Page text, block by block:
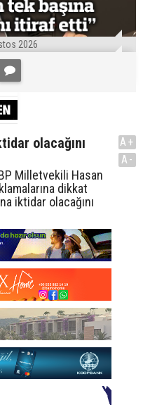
2026
olacağını
Milletvekili Hasan
dikkat
iktidar olacağını
A+
A-